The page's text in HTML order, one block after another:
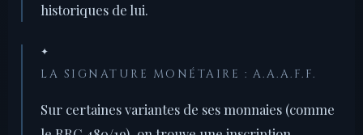
historiques de lui.
✦
LA SIGNATURE MONÉTAIRE : A.A.A.F.F.
Sur certaines variantes de ses monnaies (comme